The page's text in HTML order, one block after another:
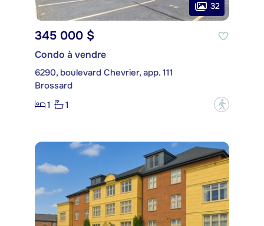
32
345 000 $
Condo à vendre
6290, boulevard Chevrier, app. 111
Brossard
1
1 ?